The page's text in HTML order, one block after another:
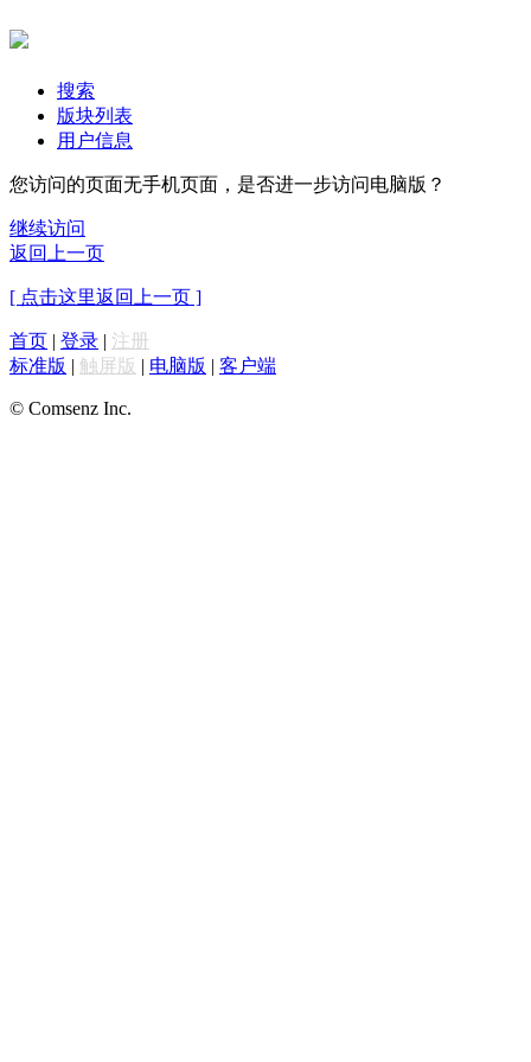
搜索
版块列表
用户信息
您访问的页面无手机页面，是否进一步访问电脑版？
继续访问
返回上一页
[ 点击这里返回上一页 ]
首页 | 登录 | 注册
标准版 | 触屏版 | 电脑版 | 客户端
© Comsenz Inc.